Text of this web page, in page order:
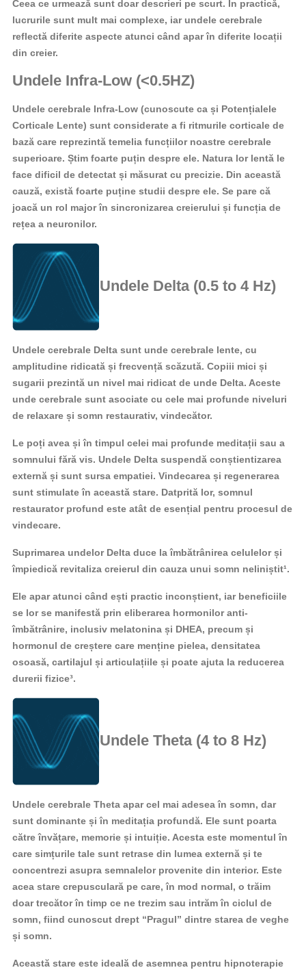
Ceea ce urmează sunt doar descrieri pe scurt. În practică,
lucrurile sunt mult mai complexe, iar undele cerebrale
reflectă diferite aspecte atunci când apar în diferite locații
din creier.
Undele Infra-Low (<0.5HZ)
Undele cerebrale Infra-Low (cunoscute ca și Potențialele
Corticale Lente) sunt considerate a fi ritmurile corticale de
bază care reprezintă temelia funcțiilor noastre cerebrale
superioare. Știm foarte puțin despre ele. Natura lor lentă le
face dificil de detectat și măsurat cu precizie. Din această
cauză, există foarte puține studii despre ele. Se pare că
joacă un rol major în sincronizarea creierului și funcția de
rețea a neuronilor.
Undele Delta (0.5 to 4 Hz)
Undele cerebrale Delta sunt unde cerebrale lente, cu
amplitudine ridicată și frecvență scăzută. Copiii mici și
sugarii prezintă un nivel mai ridicat de unde Delta. Aceste
unde cerebrale sunt asociate cu cele mai profunde niveluri
de relaxare și somn restaurativ, vindecător.
Le poți avea și în timpul celei mai profunde meditații sau a
somnului fără vis. Undele Delta suspendă conștientizarea
externă și sunt sursa empatiei. Vindecarea și regenerarea
sunt stimulate în această stare. Datprită lor, somnul
restaurator profund este atât de esențial pentru procesul de
vindecare.
Suprimarea undelor Delta duce la îmbătrânirea celulelor și
împiedică revitaliza creierul din cauza unui somn neliniștit¹.
Ele apar atunci când ești practic inconștient, iar beneficiile
se lor se manifestă prin eliberarea hormonilor anti-
îmbătrânire, inclusiv melatonina și DHEA, precum și
hormonul de creștere care menține pielea, densitatea
osoasă, cartilajul și articulațiile și poate ajuta la reducerea
durerii fizice³.
Undele Theta (4 to 8 Hz)
Undele cerebrale Theta apar cel mai adesea în somn, dar
sunt dominante și în meditația profundă. Ele sunt poarta
către învățare, memorie și intuiție. Acesta este momentul în
care simțurile tale sunt retrase din lumea externă și te
concentrezi asupra semnalelor provenite din interior. Este
acea stare crepusculară pe care, în mod normal, o trăim
doar trecător în timp ce ne trezim sau intrăm în ciclul de
somn, fiind cunoscut drept “Pragul” dintre starea de veghe
și somn.
Această stare este ideală de asemnea pentru hipnoterapie